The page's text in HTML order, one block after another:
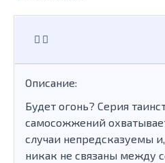
Описание:
Будет огонь? Серия
самосожжений
случаи непредсказуемы
никак не связаны между